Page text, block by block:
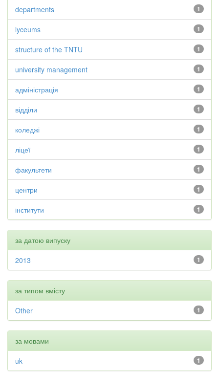
1
departments
1
lyceums
1
structure of the TNTU
1
university management
1
адміністрація
1
відділи
1
коледжі
1
ліцеї
1
факультети
1
центри
1
інститути
за датою випуску
1
2013
за типом вмісту
1
Other
за мовами
1
uk